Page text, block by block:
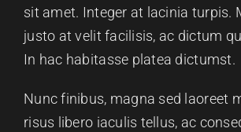
sit amet. Integer at lacinia turpis.
justo at velit facilisis, ac dictum
In hac habitasse platea dictumst.
Nunc finibus, magna sed laoreet
risus libero iaculis tellus, ac